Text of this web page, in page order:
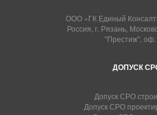
ООО «ГК Единый
Россия, г. Рязань,
"Престиж",
ДОПУСК
Допуск СРО
Допуск СРО